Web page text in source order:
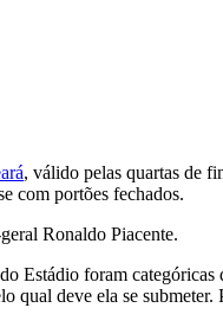
, válido pelas quartas de
com portões fechados.
Ronaldo Piacente.
Estádio foram
deve ela se